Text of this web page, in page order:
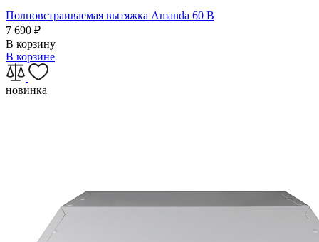
Полновстраиваемая вытяжка Amanda 60 B
7 690 ₽
В корзину
В корзине
новинка